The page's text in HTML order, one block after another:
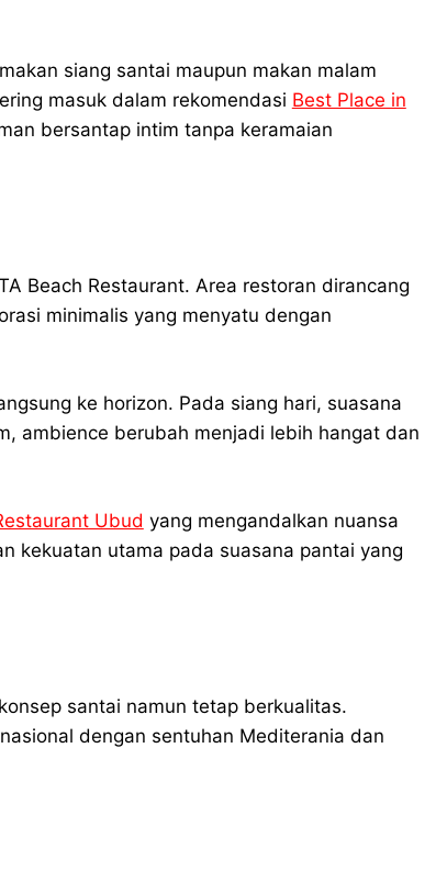
siang santai maupun makan malam
masuk dalam rekomendasi Best Place in
bersantap intim tanpa keramaian
Beach Restaurant. Area restoran dirancang
minimalis yang menyatu dengan
ke horizon. Pada siang hari, suasana
ambience berubah menjadi lebih hangat dan
Ubud yang mengandalkan nuansa
kekuatan utama pada suasana pantai yang
santai namun tetap berkualitas.
dengan sentuhan Mediterania dan